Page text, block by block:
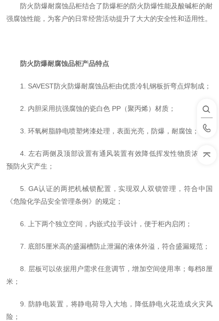
防火防爆耐腐蚀品柜结合了防爆柜的防火防爆性能及酸碱柜的耐
强腐蚀性能，为客户的日常经营活动提升了大大的安全性和适用性。
防火防爆耐腐蚀品柜产品特点
1. SAVEST防火防爆耐腐蚀品柜由优质冷轧钢板折弯点焊制成；
2. 内胆采用抗强腐蚀的瓷白色 PP（聚丙烯）材质；
3. 环氧树脂静电喷塑烤漆处理，表面光亮，防爆，耐腐蚀；
4. 左右两侧及顶部设置有通风装置有效降低挥发性物质浓度，
预防火灾产生；
5. GA认证的两把机械锁配置，实现双人双锁管理，符合中国
《危险化学品安全管理条例》的规定；
6. 上下两个独立空间，内嵌式拉手设计，便于柜内启闭；
7. 底部5厘米高的盛漏槽防止泄漏的液体外溢，符合盛漏规范；
8. 层板可以依据用户需求任意调节，增加空间使用率；每档8厘
米；
9. 防静电装置，将静电荷导入大地，降低静电火花造成火灾风
险；